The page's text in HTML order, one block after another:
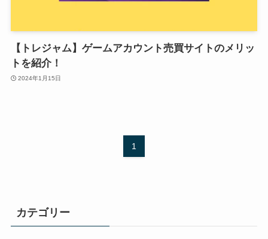
【トレジャム】ゲームアカウント売買サイトのメリッ
トを紹介！
2024年1月15日
1
カテゴリー